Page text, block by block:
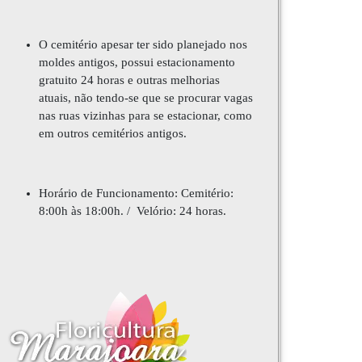
O cemitério apesar ter sido planejado nos
moldes antigos, possui estacionamento
gratuito 24 horas e outras melhorias
atuais, não tendo-se que se procurar vagas
nas ruas vizinhas para se estacionar, como
em outros cemitérios antigos.
Horário de Funcionamento: Cemitério:
8:00h às 18:00h. / Velório: 24 horas.